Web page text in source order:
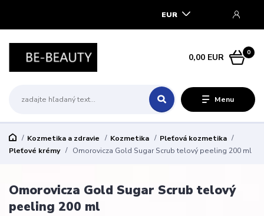
Menu
EUR
0
0,00 EUR
Kozmetika a zdravie Kozmetika
Pleťová kozmetika
Pleťové krémy
Omorovicza Gold Sugar Scrub telový peeling 200 ml
Omorovicza Gold Sugar Scrub telový
peeling 200 ml